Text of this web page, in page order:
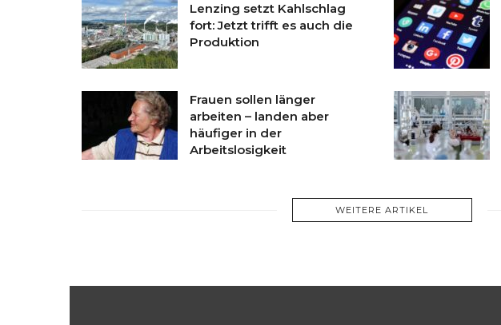
Lenzing setzt Kahlschlag
fort: Jetzt trifft es auch die
Produktion
Frauen sollen länger
arbeiten – landen aber
häufiger in der
Arbeitslosigkeit
WEITERE ARTIKEL